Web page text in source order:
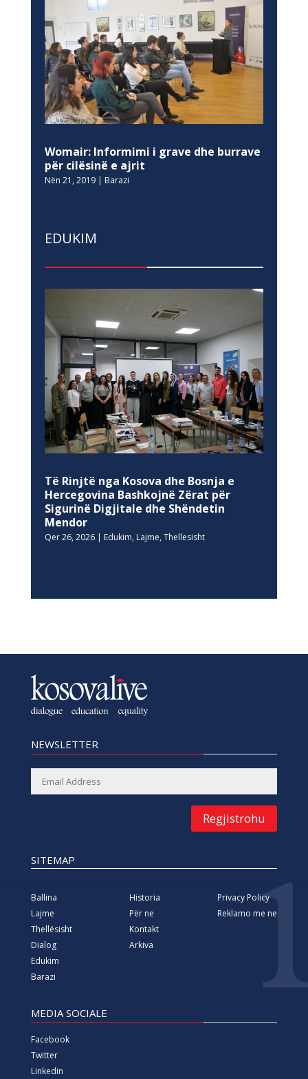
Womair: Informimi i grave dhe burrave
për cilësinë e ajrit
Nën 21, 2019| Barazi
EDUKIM
Të Rinjtë nga Kosova dhe Bosnja e
Hercegovina Bashkojnë Zërat për
Sigurinë Digjitale dhe Shëndetin
Mendor
Qer 26, 2026| Edukim, Lajme, Thellesisht
NEWSLETTER
Regjistrohu
SITEMAP
Ballina
Lajme
Thellësisht
Dialog
Edukim
Barazi
Historia
Për ne
Kontakt
Arkiva
Privacy Policy
Reklamo me ne
MEDIA SOCIALE
Facebook
Twitter
Linkedin